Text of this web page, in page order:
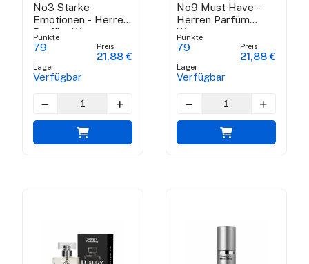
No3 Starke
Emotionen - Herren
Parfüm Wasser
Punkte
79
Lager
Verfügbar
Preis
21,88 €
No9 Must Have -
Herren Parfüm
Wasser
Punkte
79
Lager
Verfügbar
Preis
21,88 €